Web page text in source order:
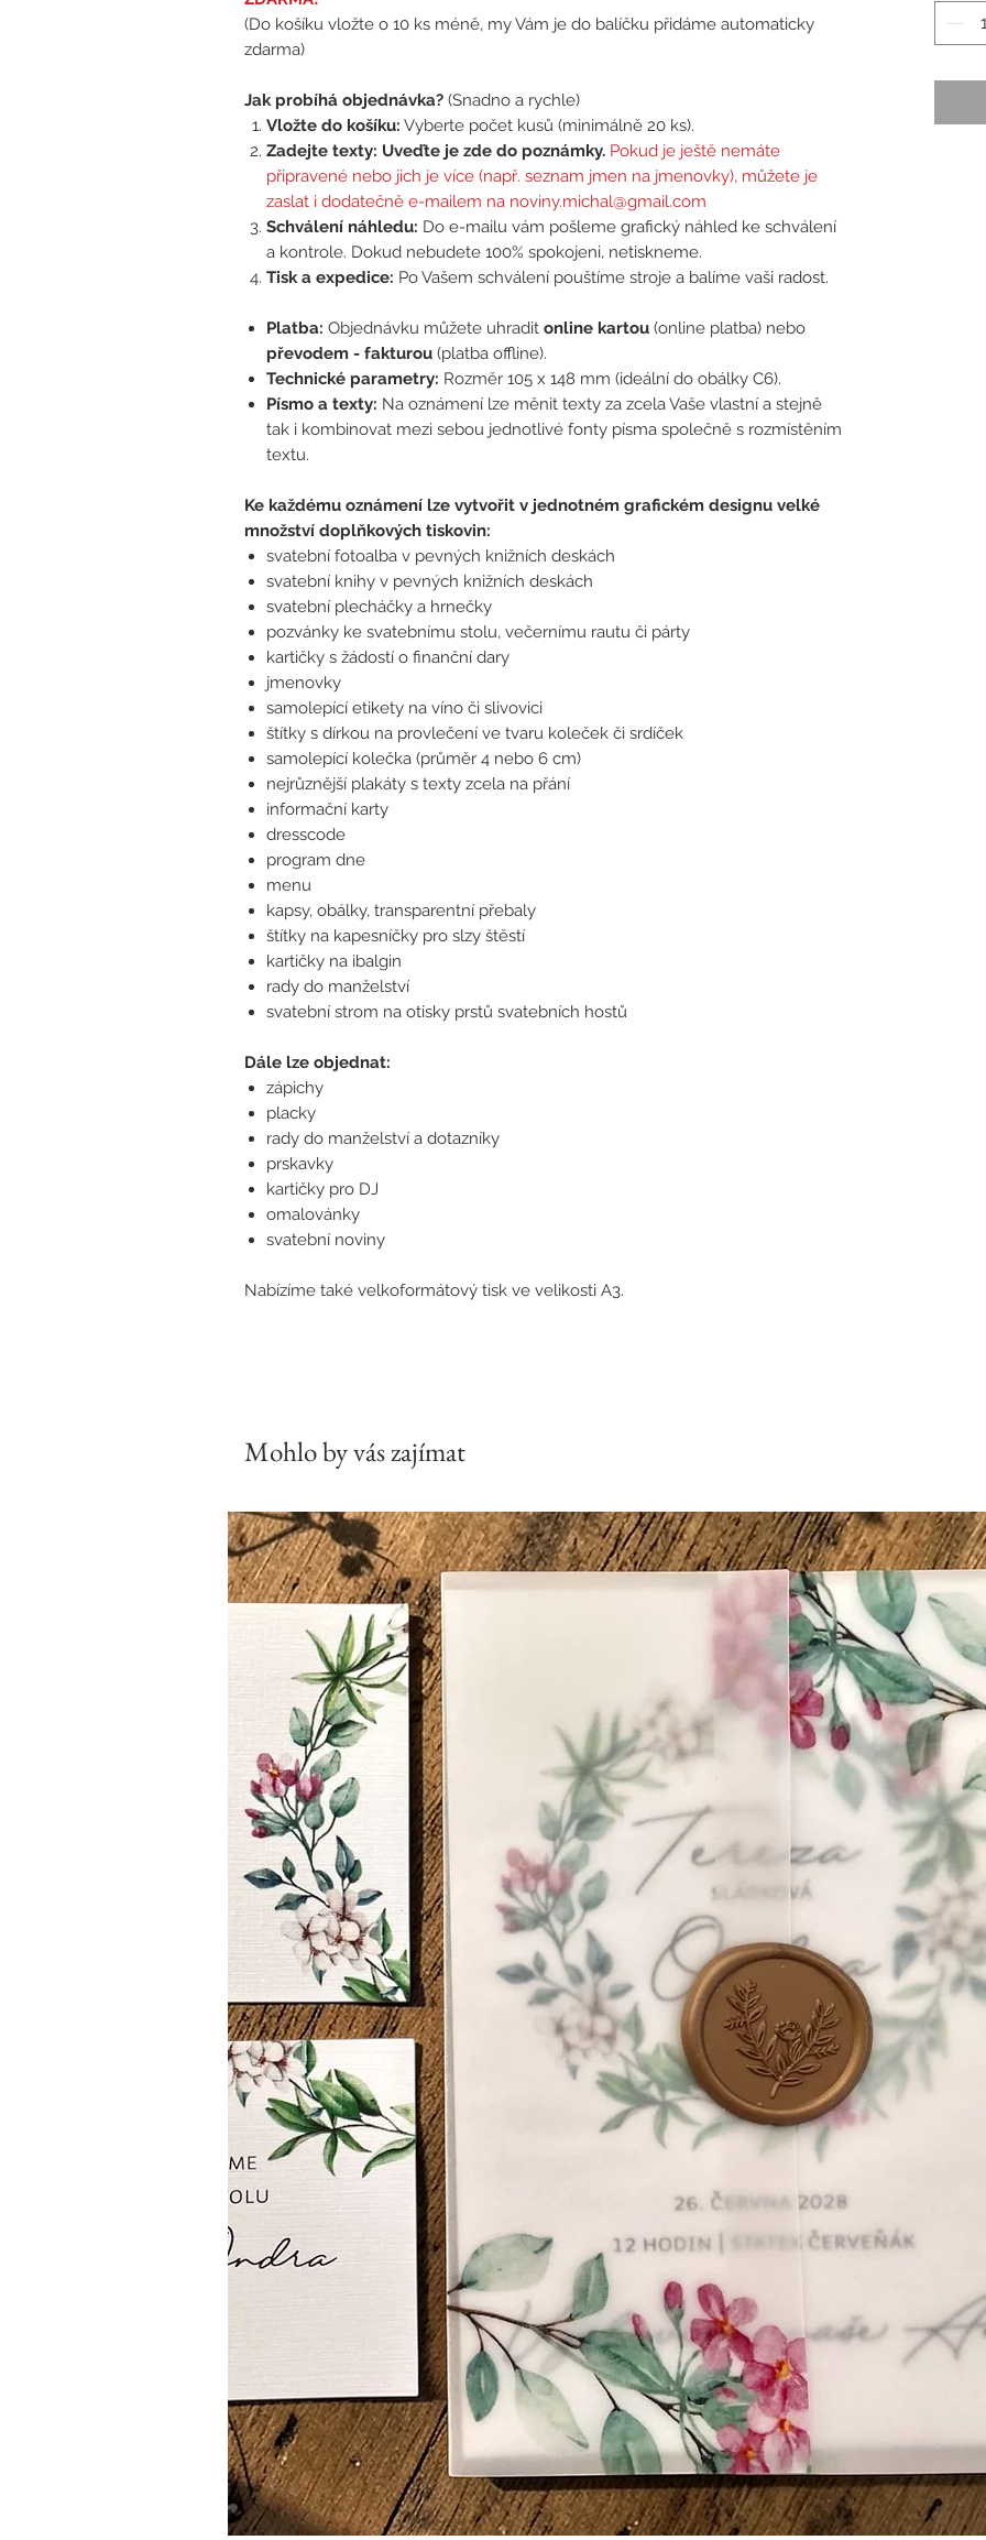
(Do košíku vložte o 10 ks méně, my Vám je do balíčku přidáme automaticky
zdarma)
Jak probíhá objednávka? (Snadno a rychle)
Vložte do košíku: Vyberte počet kusů (minimálně 20 ks).
Zadejte texty: Uveďte je zde do poznámky. Pokud je ještě nemáte
připravené nebo jich je více (např. seznam jmen na jmenovky), můžete je
zaslat i dodatečně e-mailem na noviny.michal@gmail.com
Schválení náhledu: Do e-mailu vám pošleme grafický náhled ke schválení
a kontrole. Dokud nebudete 100% spokojeni, netiskneme.
Tisk a expedice: Po Vašem schválení pouštíme stroje a balíme vaši radost.
Platba: Objednávku můžete uhradit online kartou (online platba) nebo
převodem - fakturou (platba offline).
Technické parametry: Rozměr 105 x 148 mm (ideální do obálky C6).
Písmo a texty: Na oznámení lze měnit texty za zcela Vaše vlastní a stejně
tak i kombinovat mezi sebou jednotlivé fonty písma společně s rozmístěním
textu.
Ke každému oznámení lze vytvořit v jednotném grafickém designu velké
množství doplňkových tiskovin:
svatební fotoalba v pevných knižních deskách
svatební knihy v pevných knižních deskách
svatební plecháčky a hrnečky
pozvánky ke svatebnímu stolu, večernímu rautu či párty
kartičky s žádostí o finanční dary
jmenovky
samolepící etikety na víno či slivovici
štítky s dírkou na provlečení ve tvaru koleček či srdíček
samolepící kolečka (průměr 4 nebo 6 cm)
nejrůznější plakáty s texty zcela na přání
informační karty
dresscode
program dne
menu
kapsy, obálky, transparentní přebaly
štítky na kapesníčky pro slzy štěstí
kartičky na ibalgin
rady do manželství
svatební strom na otisky prstů svatebních hostů
Dále lze objednat:
zápichy
placky
rady do manželství a dotazníky
prskavky
kartičky pro DJ
omalovánky
svatební noviny
Nabízíme také velkoformátový tisk ve velikosti A3.
Mohlo by vás zajímat